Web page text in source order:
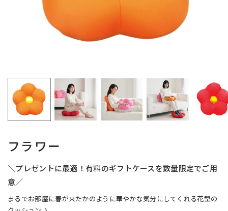
フラワー
＼プレゼントに最適！有料のギフトケースを数量限定でご用
意／
まるでお部屋に春が来たかのように華やかな気分にしてくれる花型の